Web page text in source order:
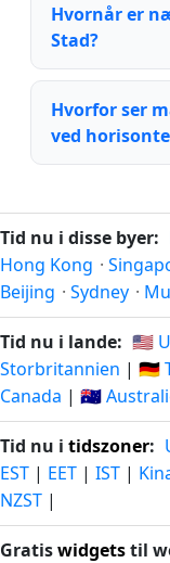
Hvornår er
Stad?
Hvorfor ser
ved
Tid nu i disse byer:
Hong Kong ·
Beijing · Sydney ·
Tid nu i lande: 🇺🇸
Storbritannien | 🇩🇪
Canada | 🇦🇺
Tid nu i tidszoner:
EST | EET | IST |
NZST |
Gratiswidgetstil